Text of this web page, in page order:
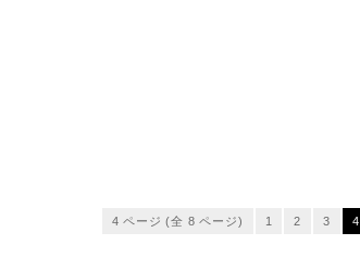
4 ページ (全 8 ページ) 1 2 3 4